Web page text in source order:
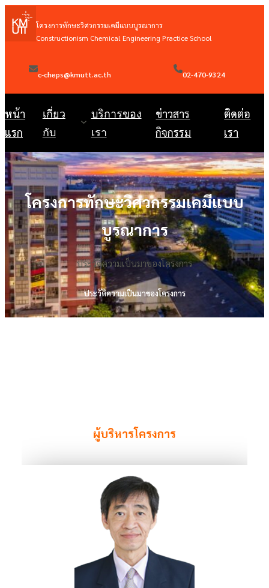
โครงการทักษะวิศวกรรมเคมีแบบบูรณาการ
Constructionism Chemical Engineering Practice School
c-cheps@kmutt.ac.th 02-470-9324
หน้า
แรก
เกี่ยว
กับ
บริการของ
เรา
ข่าวสาร
กิจกรรม
ติดต่อ
เรา
โครงการทักษะวิศวกรรมเคมีแบบ
บูรณาการ
ประวัติความเป็นมาของโครงการ
ประวัติความเป็นมาของโครงการ
ผู้บริหารโครงการ